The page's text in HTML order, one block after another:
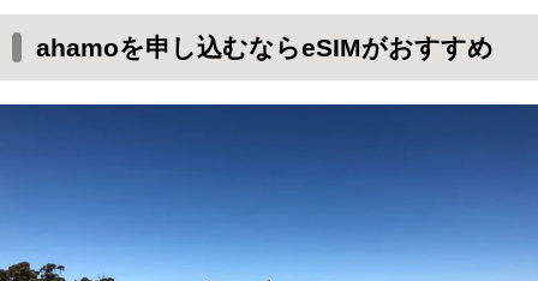
ahamoを申し込むならeSIMがおすすめ